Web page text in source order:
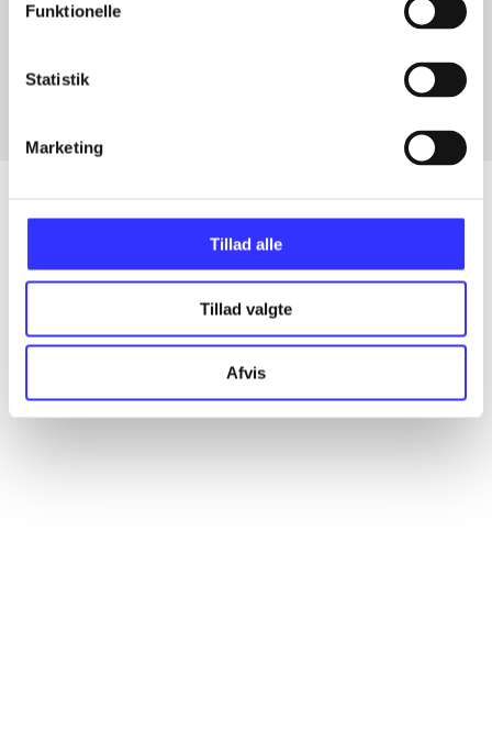
Funktionelle
Statistik
Marketing
Tillad alle
Tillad valgte
Afvis
Artikler med samme emner
Artikler
Alle registrerede artikler fordelt på udgivelser